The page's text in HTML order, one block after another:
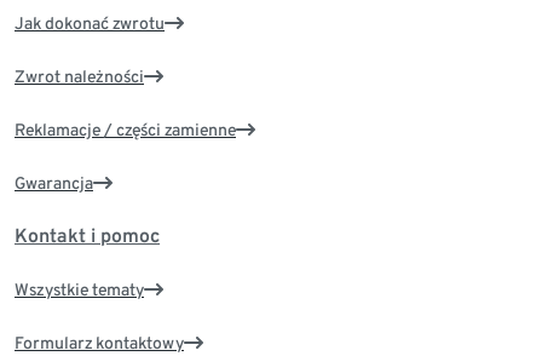
Jak dokonać zwrotu
Zwrot należności
Reklamacje / części zamienne
Gwarancja
Kontakt i pomoc
Wszystkie tematy
Formularz kontaktowy